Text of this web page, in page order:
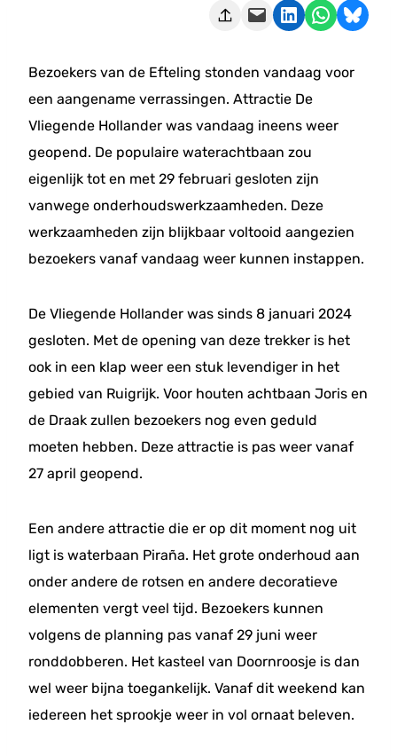
Deze pagina e-mailen Delen op LinkedIn Delen via WhatsApp Share on Bluesky
Bezoekers van de Efteling stonden vandaag voor
een aangename verrassingen. Attractie De
Vliegende Hollander was vandaag ineens weer
geopend. De populaire waterachtbaan zou
eigenlijk tot en met 29 februari gesloten zijn
vanwege onderhoudswerkzaamheden. Deze
werkzaamheden zijn blijkbaar voltooid aangezien
bezoekers vanaf vandaag weer kunnen instappen.
De Vliegende Hollander was sinds 8 januari 2024
gesloten. Met de opening van deze trekker is het
ook in een klap weer een stuk levendiger in het
gebied van Ruigrijk. Voor houten achtbaan Joris en
de Draak zullen bezoekers nog even geduld
moeten hebben. Deze attractie is pas weer vanaf
27 april geopend.
Een andere attractie die er op dit moment nog uit
ligt is waterbaan Piraña. Het grote onderhoud aan
onder andere de rotsen en andere decoratieve
elementen vergt veel tijd. Bezoekers kunnen
volgens de planning pas vanaf 29 juni weer
ronddobberen. Het kasteel van Doornroosje is dan
wel weer bijna toegankelijk. Vanaf dit weekend kan
iedereen het sprookje weer in vol ornaat beleven.